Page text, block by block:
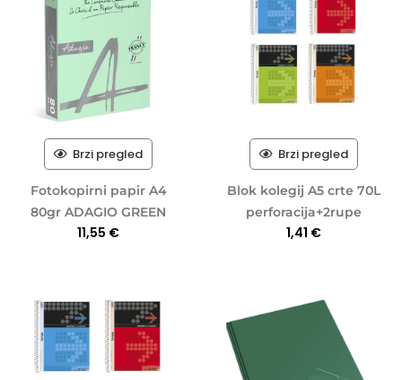
Brzi pregled
Fotokopirni papir A4
80gr ADAGIO GREEN
11,55 €
Brzi pregled
Blok kolegij A5 crte 70L
perforacija+2rupe
1,41 €